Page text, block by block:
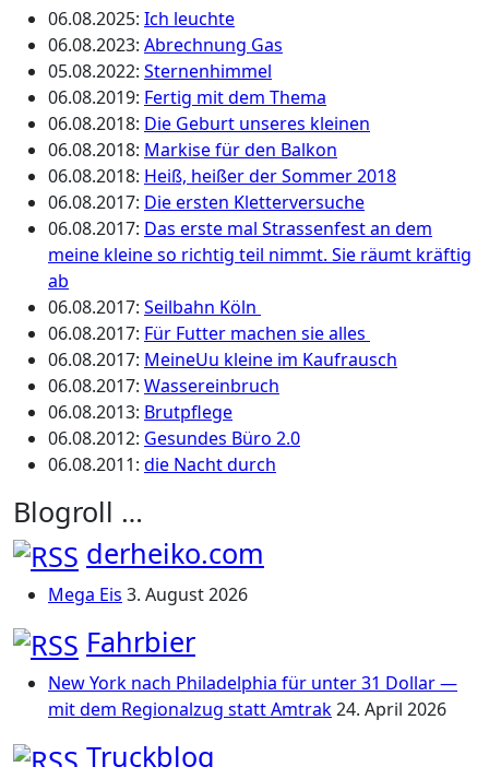
06.08.2025: Ich leuchte
06.08.2023: Abrechnung Gas
05.08.2022: Sternenhimmel
06.08.2019: Fertig mit dem Thema
06.08.2018: Die Geburt unseres kleinen
06.08.2018: Markise für den Balkon
06.08.2018: Heiß, heißer der Sommer 2018
06.08.2017: Die ersten Kletterversuche
06.08.2017: Das erste mal Strassenfest an dem
meine kleine so richtig teil nimmt. Sie räumt kräftig
ab
06.08.2017: Seilbahn Köln
06.08.2017: Für Futter machen sie alles
06.08.2017: MeineUu kleine im Kaufrausch
06.08.2017: Wassereinbruch
06.08.2013: Brutpflege
06.08.2012: Gesundes Büro 2.0
06.08.2011: die Nacht durch
Blogroll …
derheiko.com
Mega Eis 3. August 2026
Fahrbier
New York nach Philadelphia für unter 31 Dollar —
mit dem Regionalzug statt Amtrak24. April 2026
Truckblog